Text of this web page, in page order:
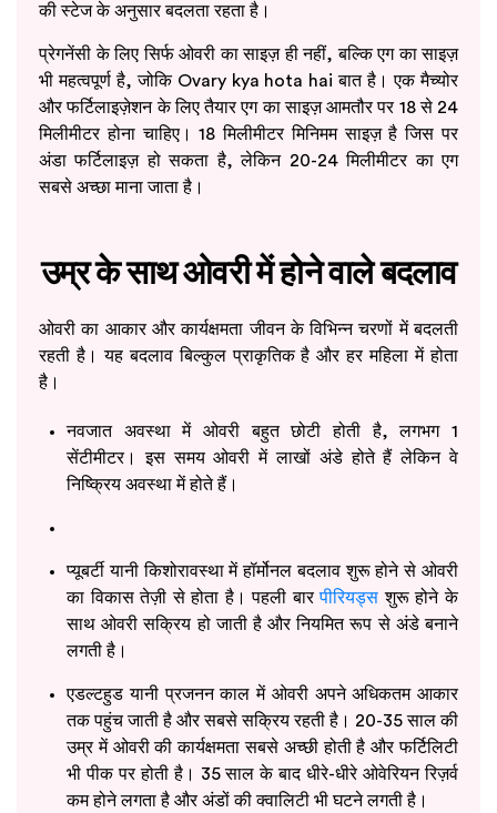
की स्टेज के अनुसार बदलता रहता है।
प्रेगनेंसी के लिए सिर्फ ओवरी का साइज़ ही नहीं, बल्कि एग का साइज़
भी महत्वपूर्ण है, जोकि Ovary kya hota hai बात है। एक मैच्योर
और फर्टिलाइज़ेशन के लिए तैयार एग का साइज़ आमतौर पर 18 से 24
मिलीमीटर होना चाहिए। 18 मिलीमीटर मिनिमम साइज़ है जिस पर
अंडा फर्टिलाइज़ हो सकता है, लेकिन 20-24 मिलीमीटर का एग
सबसे अच्छा माना जाता है।
उम्र के साथ ओवरी में होने वाले बदलाव
ओवरी का आकार और कार्यक्षमता जीवन के विभिन्न चरणों में बदलती
रहती है। यह बदलाव बिल्कुल प्राकृतिक है और हर महिला में होता
है।
नवजात अवस्था में ओवरी बहुत छोटी होती है, लगभग 1
सेंटीमीटर। इस समय ओवरी में लाखों अंडे होते हैं लेकिन वे
निष्क्रिय अवस्था में होते हैं।
प्यूबर्टी यानी किशोरावस्था में हॉर्मोनल बदलाव शुरू होने से ओवरी
का विकास तेज़ी से होता है। पहली बारपीरियड्स शुरू होने के
साथ ओवरी सक्रिय हो जाती है और नियमित रूप से अंडे बनाने
लगती है।
एडल्टहुड यानी प्रजनन काल में ओवरी अपने अधिकतम आकार
तक पहुंच जाती है और सबसे सक्रिय रहती है। 20-35 साल की
उम्र में ओवरी की कार्यक्षमता सबसे अच्छी होती है और फर्टिलिटी
भी पीक पर होती है। 35 साल के बाद धीरे-धीरे ओवेरियन रिज़र्व
कम होने लगता है और अंडों की क्वालिटी भी घटने लगती है।